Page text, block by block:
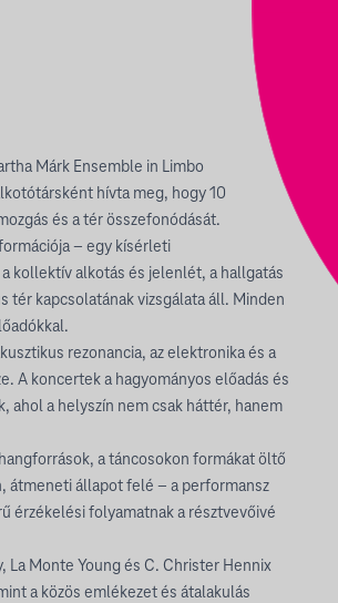
Márk Ensemble in Limbo
hívta meg, hogy 10
és a tér összefonódását.
– egy kísérleti
kollektív alkotás és jelenlét, a hallgatás
tér kapcsolatának vizsgálata áll. Minden
rezonancia, az elektronika és a
A koncertek a hagyományos előadás és
ahol a helyszín nem csak háttér, hanem
a táncosokon formákat öltő
átmeneti állapot felé – a performansz
érzékelési folyamatnak a résztvevőivé
La Monte Young és C. Christer Hennix
a közös emlékezet és átalakulás